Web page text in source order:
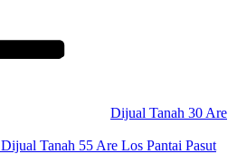
Dijual Tanah 30 Are
Dijual Tanah 55 Are Los Pantai Pasut